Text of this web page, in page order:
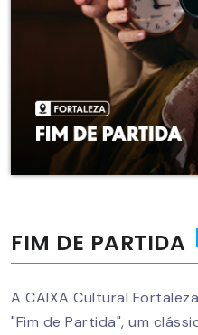
FIM DE PARTIDA
A CAIXA Cultural
"Fim de Partida", um